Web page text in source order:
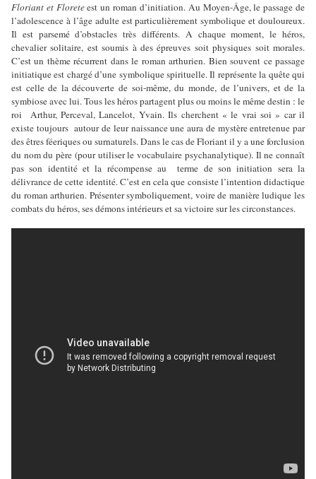
Floriant et Floreteest un roman d’initiation. Au Moyen-Âge, le passage de
l’adolescence à l’âge adulte est particulièrement symbolique et douloureux.
Il est parsemé d’obstacles très différents. A chaque moment, le héros,
chevalier solitaire, est soumis à des épreuves soit physiques soit morales.
C’est un thème récurrent dans le roman arthurien. Bien souvent ce passage
initiatique est chargé d’une symbolique spirituelle. Il représente la quête qui
est celle de la découverte de soi-même, du monde, de l’univers, et de la
symbiose avec lui. Tous les héros partagent plus ou moins le même destin : le
roi Arthur, Perceval, Lancelot, Yvain. Ils cherchent « le vrai soi » car il
existe toujours autour de leur naissance une aura de mystère entretenue par
des êtres féeriques ou surnaturels. Dans le cas de Floriant il y a une forclusion
du nom du père (pour utiliser le vocabulaire psychanalytique). Il ne connaît
pas son identité et la récompense au terme de son initiation sera la
délivrance de cette identité. C’est en cela que consiste l’intention didactique
du roman arthurien. Présenter symboliquement, voire de manière ludique les
combats du héros, ses démons intérieurs et sa victoire sur les circonstances.